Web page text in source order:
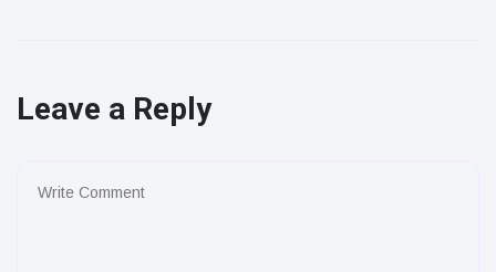
Leave a Reply